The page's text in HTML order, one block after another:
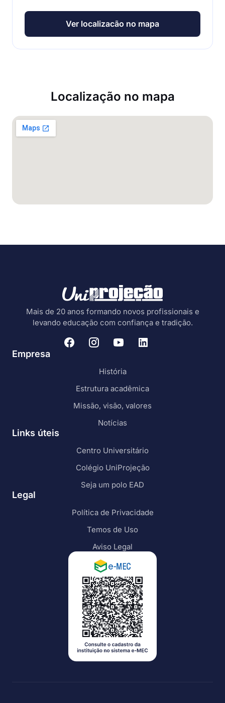
Ver localizacão no mapa
Localização no mapa
Mais de 20 anos formando novos profissionais e
levando educação com confiança e tradição.
Empresa
História
Estrutura acadêmica
Missão, visão, valores
Notícias
Links úteis
Centro Universitário
Colégio UniProjeção
Seja um polo EAD
Legal
Política de Privacidade
Temos de Uso
Aviso Legal